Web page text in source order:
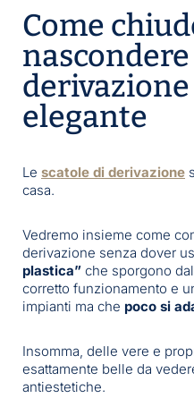
Come
elegante
Le scatole di derivazione
casa.
Vedremo insieme come
derivazione senza dover
plastica” che sporgono
corretto funzionamento e
impianti ma che poco si
Insomma, delle vere e
esattamente belle da
antiestetiche.